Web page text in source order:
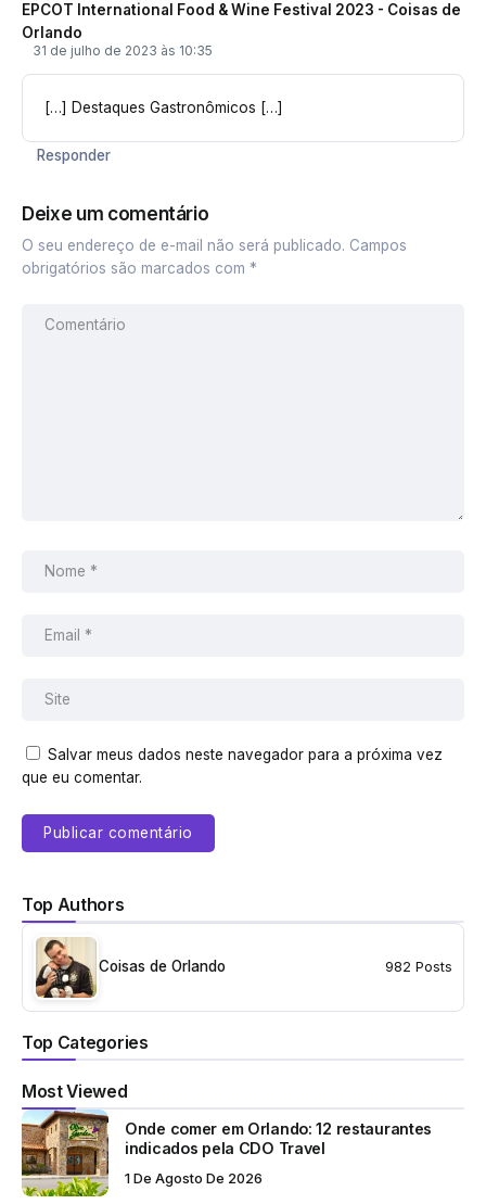
EPCOT International Food & Wine Festival 2023 - Coisas de
Orlando
31 de julho de 2023 às 10:35
[…] Destaques Gastronômicos […]
Responder
Deixe um comentário
O seu endereço de e-mail não será publicado. Campos
obrigatórios são marcados com *
Salvar meus dados neste navegador para a próxima vez
que eu comentar.
Top Authors
Coisas de Orlando 982 Posts
Top Categories
Most Viewed
Onde comer em Orlando: 12 restaurantes
indicados pela CDO Travel
1 De Agosto De 2026